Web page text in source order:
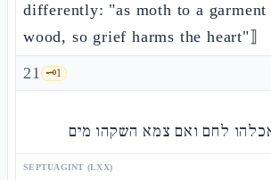
differently: "as moth to a garment
wood, so grief harms the heart"⟧
21 🗝️1
לחם ואם צמא השקהו מים
SEPTUAGINT (LXX)